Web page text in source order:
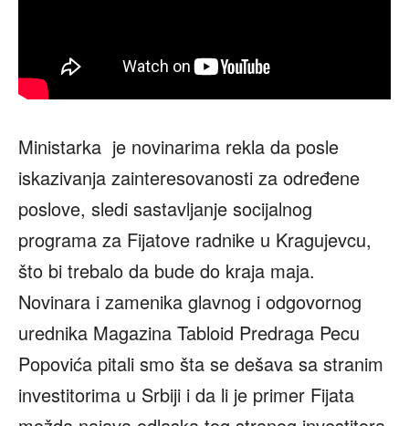
Ministarka je novinarima rekla da posle
iskazivanja zainteresovanosti za određene
poslove, sledi sastavljanje socijalnog
programa za Fijatove radnike u Kragujevcu,
što bi trebalo da bude do kraja maja.
Novinara i zamenika glavnog i odgovornog
urednika Magazina Tabloid Predraga Pecu
Popovića pitali smo šta se dešava sa stranim
investitorima u Srbiji i da li je primer Fijata